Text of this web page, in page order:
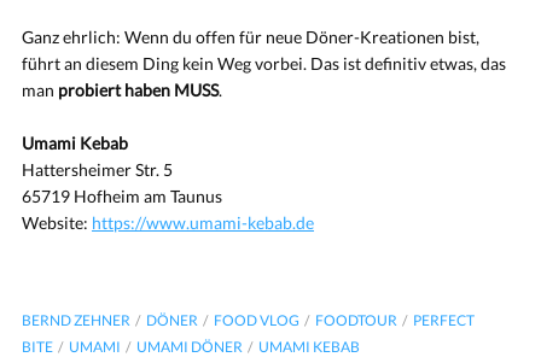
Ganz ehrlich: Wenn du offen für neue Döner-Kreationen bist,
führt an diesem Ding kein Weg vorbei. Das ist definitiv etwas, das
man probiert haben MUSS.
Umami Kebab
Hattersheimer Str. 5
65719 Hofheim am Taunus
Website: https://www.umami-kebab.de
BERND ZEHNER DÖNER FOOD VLOG FOODTOUR
PERFECT
BITE
UMAMI UMAMI DÖNER UMAMI KEBAB